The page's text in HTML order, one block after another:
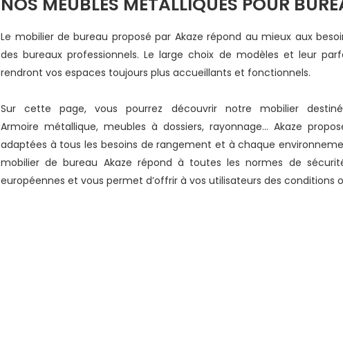
Le mobilier de bureau proposé par Akaze répond au mieux aux
des bureaux professionnels. Le large choix de modèles et leur
rendront vos espaces toujours plus accueillants et fonctionnels.
Sur cette page, vous pourrez découvrir notre mobilier
Armoire métallique, meubles à dossiers, rayonnage… Akaze
adaptées à tous les besoins de rangement et à chaque
mobilier de bureau Akaze répond à toutes les normes de
européennes et vous permet d’offrir à vos utilisateurs des conditions